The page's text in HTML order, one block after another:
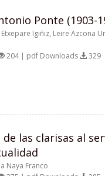
Ponte (1903-
Igiñiz, Leire Azcona
204 | pdf Downloads 329
de las clarisas al
Naya Franco